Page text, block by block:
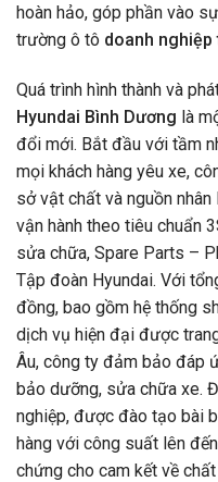
hoàn hảo, góp phần vào
trường ô tô doanh nghiệp
Quá trình hình thành và
Hyundai Bình Dương là
đổi mới. Bắt đầu với tầm
mọi khách hàng yêu xe,
sở vật chất và nguồn
vận hành theo tiêu chuẩn
sửa chữa, Spare Parts –
Tập đoàn Hyundai. Với
đồng, bao gồm hệ thống
dịch vụ hiện đại được
Âu, công ty đảm bảo đáp
bảo dưỡng, sửa chữa xe.
nghiệp, được đào tạo bài
hàng với công suất lên
chứng cho cam kết về